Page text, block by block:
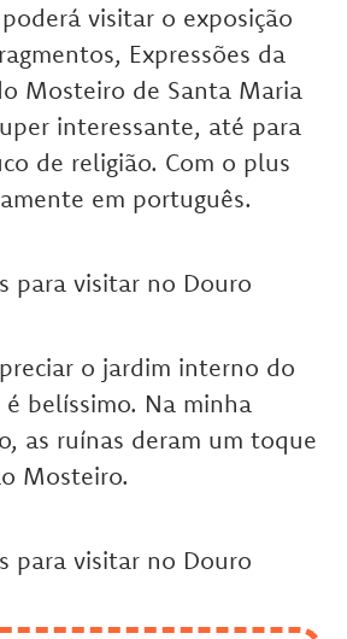
visitar o exposição
Expressões da
Mosteiro de Santa Maria
interessante, até para
de religião. Com o plus
em português.
o jardim interno do
belíssimo. Na minha
as ruínas deram um toque
Mosteiro.